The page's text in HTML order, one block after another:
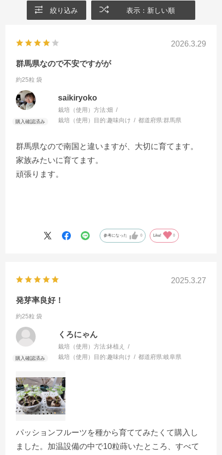
絞り込み 表示：新しい順
2026.3.29
群馬県なので不安ですがが
約25粒 袋
saikiryoko
栽培（使用）方法:畑
栽培（使用）目的:趣味向け 都道府県:群馬県
群馬県なので南国と違いますが、大切に育てます。
家族みたいに育てます。
頑張ります。
参考になった 0 Like! 0
2025.3.27
発芽率良好！
約25粒 袋
くろにゃん
栽培（使用）方法:鉢植え
栽培（使用）目的:趣味向け 都道府県:岐阜県
パッションフルーツを種から育ててみたくて購入し
ました。加温設備の中で10粒蒔いたところ、すべて